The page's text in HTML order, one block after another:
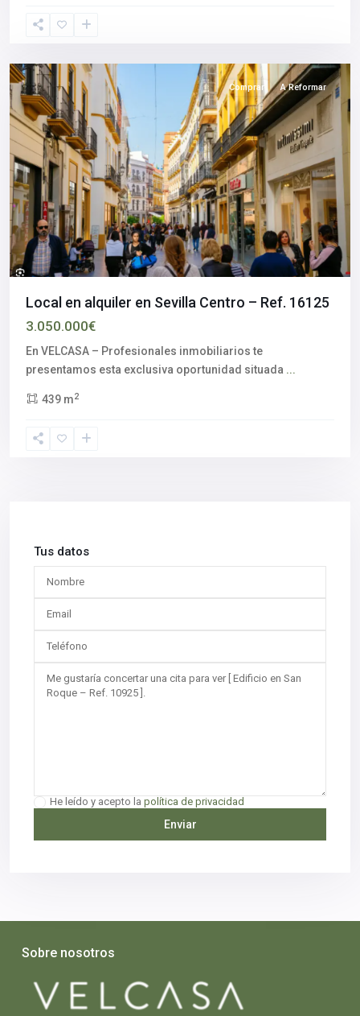
Sevilla
Comprar A Reformar
Local en alquiler en Sevilla Centro – Ref. 16125
3.050.000€
En VELCASA – Profesionales inmobiliarios te
presentamos esta exclusiva oportunidad situada ...
439 m2
Tus datos
He leído y acepto la política de privacidad
Sobre nosotros